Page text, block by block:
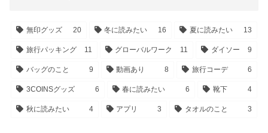
無印グッズ 20 冬に読みたい 16 夏に読みたい 13
旅行パッキング 11 グローバルワーク 11 ダイソー 9
バッグのこと 9 動画あり 8 旅行コーデ 6
3COINSグッズ 6 春に読みたい 6 靴下 4
秋に読みたい 4 アプリ 3 タオルのこと 3